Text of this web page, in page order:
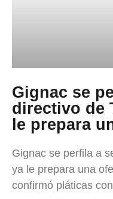
Gignac se
directivo de
le prepara
Gignac se perfila a
ya le prepara una
confirmó pláticas